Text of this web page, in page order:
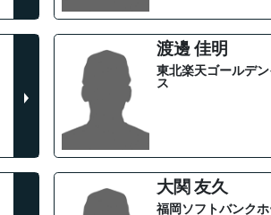
渡邊 佳明
東北楽天ゴールデ
ス
大関 友久
福岡ソフトバンク